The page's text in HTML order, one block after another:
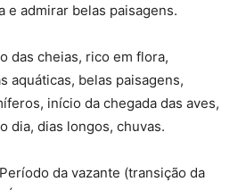
e admirar belas paisagens.
das cheias, rico em flora,
aquáticas, belas paisagens,
início da chegada das aves,
dia, dias longos, chuvas.
Período da vazante (transição da